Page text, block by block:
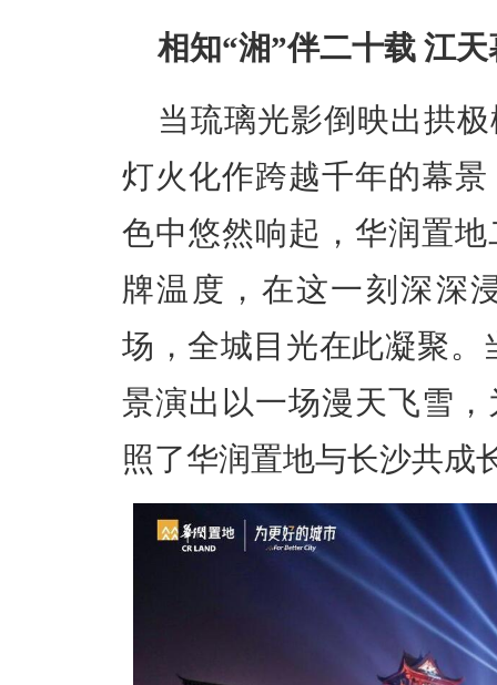
相知“湘”伴二十载 江
当琉璃光影倒映出拱
灯火化作跨越千年的幕
色中悠然响起，华润置
牌温度，在这一刻深深
场，全城目光在此凝聚。
景演出以一场漫天飞雪
照了华润置地与长沙共成